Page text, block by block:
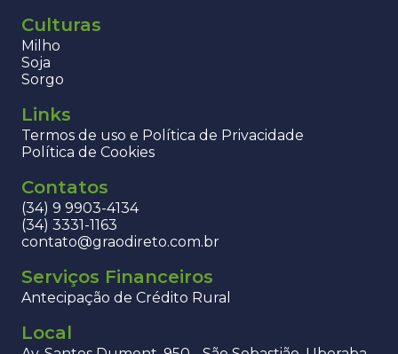
Culturas
Milho
Soja
Sorgo
Links
Termos de uso e Política de Privacidade
Política de Cookies
Contatos
(34) 9 9903-4134
(34) 3331-1163
contato@graodireto.com.br
Serviços Financeiros
Antecipação de Crédito Rural
Local